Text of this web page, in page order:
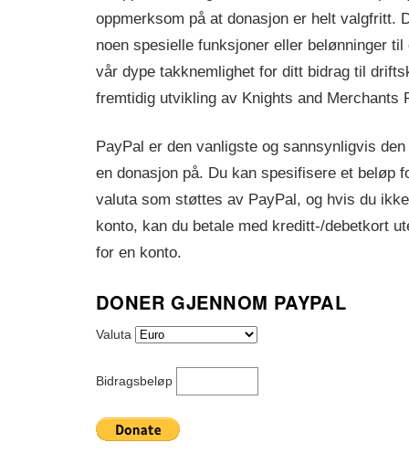
oppmerksom på at donasjon er helt valgfritt.
noen spesielle funksjoner eller belønninger
vår dype takknemlighet for ditt bidrag til
fremtidig utvikling av Knights and Merchants
PayPal er den vanligste og sannsynligvis
en donasjon på. Du kan spesifisere et beløp
valuta som støttes av PayPal, og hvis du
konto, kan du betale med kreditt-/debetkort
for en konto.
DONER GJENNOM PAYPAL
Valuta
Bidragsbeløp